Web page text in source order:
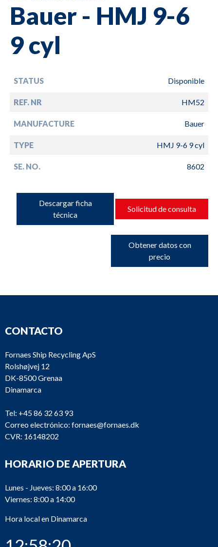
Bauer - HMJ 9-6
9 cyl
STATUS Disponible
REF. NR HM52
MANUFACTURE Bauer
TYPE HMJ 9-6 9 cyl
SE. NO. 8602
Descargar ficha
técnica
Solicitud de consulta
Obtener datos con
precio
CONTACTO
Fornaes Ship Recycling ApS
Rolshøjvej 12
DK-8500 Grenaa
Dinamarca
Tel: +45 86 32 63 93
Correo electrónico: fornaes@fornaes.dk
CVR: 16148202
HORARIO DE APERTURA
Lunes - Jueves: 8:00 a 16:00
Viernes: 8:00 a 14:00
Hora local en Dinamarca